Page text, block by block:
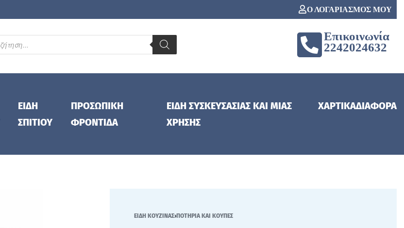
Ο ΛΟΓΑΡΙΑΣΜΟΣ ΜΟΥ
Επικοινωνία
2242024632
ΕΙΔΗ
ΣΠΙΤΙΟΥ
ΠΡΟΣΩΠΙΚΗ
ΦΡΟΝΤΙΔΑ
ΕΙΔΗ ΣΥΣΚΕΥΣΑΣΙΑΣ ΚΑΙ ΜΙΑΣ
ΧΡΗΣΗΣ
ΧΑΡΤΙΚΑΔΙΑΦΟΡΑ
ΕΙΔΗ ΚΟΥΖΙΝΑΣ›ΠΟΤΗΡΙΑ ΚΑΙ ΚΟΥΠΕΣ